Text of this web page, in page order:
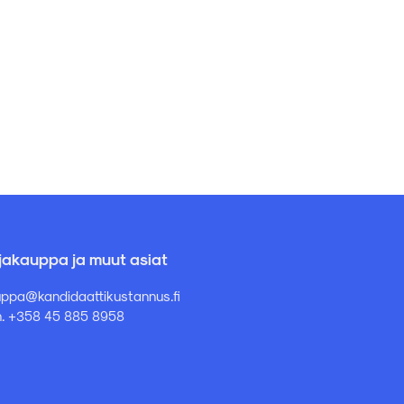
ja muut asiat
+358 45 885 8958